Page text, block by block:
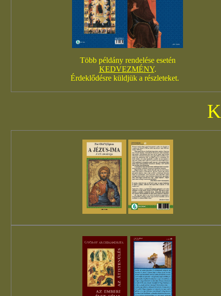
Több példány rendelése esetén
KEDVEZMÉNY.
Érdeklődésre küldjük a részleteket.